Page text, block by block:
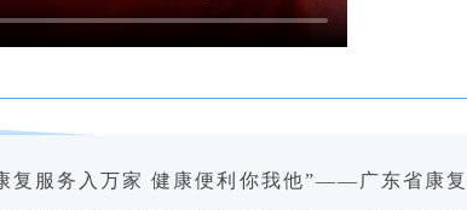
复服务入万家 健康便利你我他”——广东省康复